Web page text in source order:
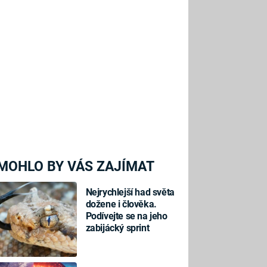
BY VÁS ZAJÍMAT
Nejrychlejší had světa
dožene i člověka.
Podívejte se na jeho
zabijácký sprint